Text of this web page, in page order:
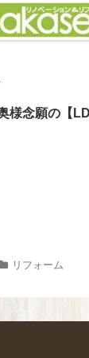
様念願の【
リフォーム